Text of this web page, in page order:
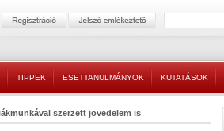
TIPPEK ESETTANULMÁNYOK KUTATÁSOK
szerzett jövedelem is